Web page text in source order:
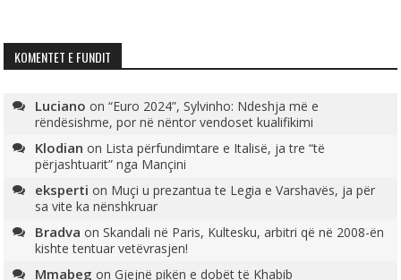
KOMENTET E FUNDIT
Luciano on“Euro 2024”, Sylvinho: Ndeshja më e
rëndësishme, por në nëntor vendoset kualifikimi
Klodian on Lista përfundimtare e Italisë, ja tre “të
përjashtuarit” nga Mançini
eksperti on Muçi u prezantua te Legia e Varshavës, ja për
sa vite ka nënshkruar
Bradva onSkandali në Paris, Kultesku, arbitri që në 2008-ën
kishte tentuar vetëvrasjen!
Mmabeg onGjejnë pikën e dobët të Khabib